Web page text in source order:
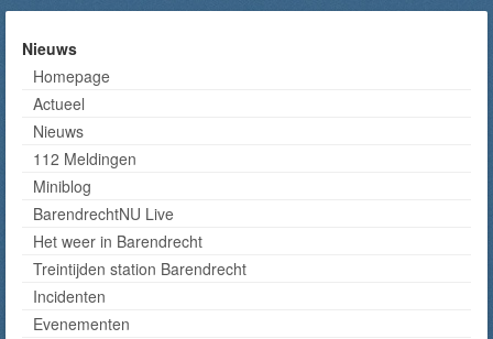
Nieuws
Homepage
Actueel
Nieuws
112 Meldingen
Miniblog
BarendrechtNU Live
Het weer in Barendrecht
Treintijden station Barendrecht
Incidenten
Evenementen